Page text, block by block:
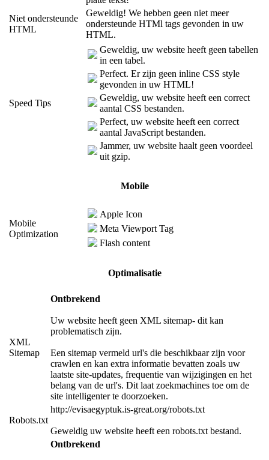
Niet ondersteunde
HTML
Geweldig! We hebben geen niet meer
ondersteunde HTMl tags gevonden in uw
HTML.
Speed Tips
Geweldig, uw website heeft geen tabellen
in een tabel.
Perfect. Er zijn geen inline CSS style
gevonden in uw HTML!
Geweldig, uw website heeft een correct
aantal CSS bestanden.
Perfect, uw website heeft een correct
aantal JavaScript bestanden.
Jammer, uw website haalt geen voordeel
uit gzip.
Mobile
Mobile
Optimization
Apple Icon
Meta Viewport Tag
Flash content
Optimalisatie
XML
Sitemap
Ontbrekend
Uw website heeft geen XML sitemap- dit kan
problematisch zijn.
Een sitemap vermeld url's die beschikbaar zijn voor
crawlen en kan extra informatie bevatten zoals uw
laatste site-updates, frequentie van wijzigingen en het
belang van de url's. Dit laat zoekmachines toe om de
site intelligenter te doorzoeken.
Robots.txt
http://evisaegyptuk.is-great.org/robots.txt
Geweldig uw website heeft een robots.txt bestand.
Ontbrekend